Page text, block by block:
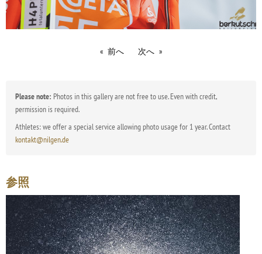
前へ 次へ
Please note: Photos in this gallery are not free to use. Even with credit,
permission is required.
Athletes: we offer a special service allowing photo usage for 1 year. Contact
kontakt@nilgen.de
参照